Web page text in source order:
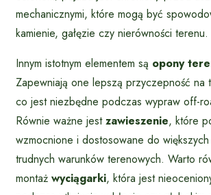
mechanicznymi, które mogą być
kamienie, gałęzie czy nierówności terenu.
Innym istotnym elementem są opony
Zapewniają one lepszą przyczepność na
co jest niezbędne podczas wypraw off-
Równie ważne jestzawieszenie, które
wzmocnione i dostosowane do
trudnych warunków terenowych. Warto
montaż wyciągarki, która jest